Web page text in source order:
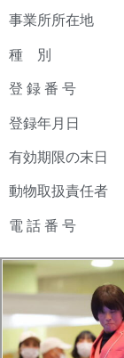
事業所所在地
種 別
登 録 番 号
登録年月日
有効期限の末日
動物取扱責任
電 話 番 号